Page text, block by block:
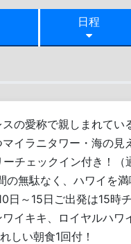
日程
の愛称で親しまれてい
イラニタワー・海の見
チェックイン付き！（
の無駄なく、ハワイを満
日～15日ご出発は15時
イキキ、ロイヤルハワ
しい朝食1回付！